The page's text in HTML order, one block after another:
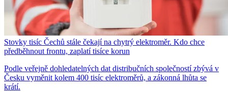
Stovky tisíc Čechů stále čekají na chytrý elektroměr. Kdo chce
předběhnout frontu, zaplatí tisíce korun
Podle veřejně dohledatelných dat distribučních společností zbývá v
Česku vyměnit kolem 400 tisíc elektroměrů, a zákonná lhůta se
krátí.